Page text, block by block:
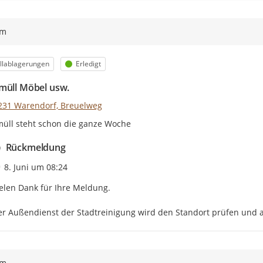
Status
Erledigt
Möbel usw.
Warendorf, Breuelweg
steht schon die ganze Woche
Rückmeldung
Zeitpunkt des Erstellens
8. Juni um 08:24
Dank für Ihre Meldung.
Außendienst der Stadtreinigung wird den Standort prüfen und